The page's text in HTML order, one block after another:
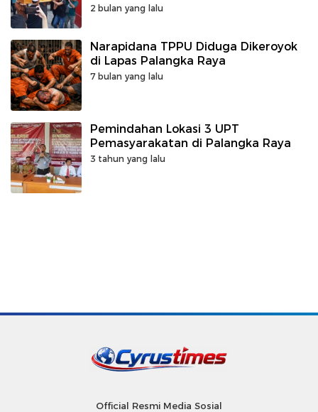
2 bulan yang lalu
Narapidana TPPU Diduga Dikeroyok
di Lapas Palangka Raya
7 bulan yang lalu
Pemindahan Lokasi 3 UPT
Pemasyarakatan di Palangka Raya
3 tahun yang lalu
Official Resmi Media Sosial